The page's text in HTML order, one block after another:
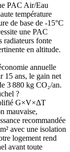
PAC Air/Eau
température
de base de -15°C
une PAC
radiateurs fonte
en altitude.
annuelle
15 ans, le gain net
3 880 kg CO₂/an.
?
G×V×ΔT
mauvaise,
recommandée
avec une isolation
logement rend
avant toute